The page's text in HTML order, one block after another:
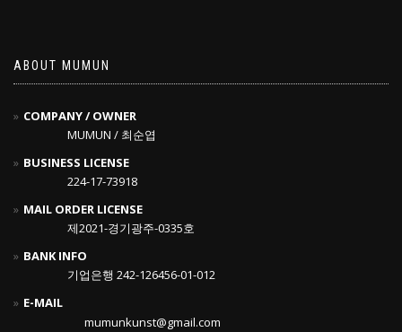
ABOUT MUMUN
COMPANY / OWNER
MUMUN / 최순엽
BUSINESS LICENSE
224-17-73918
MAIL ORDER LICENSE
제2021-경기광주-0335호
BANK INFO
기업은행 242-126456-01-012
E-MAIL
mumunkunst@gmail.com